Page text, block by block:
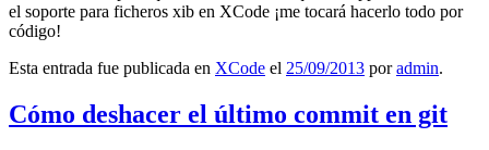
el soporte para ficheros xib en XCode ¡me tocará hacerlo todo por
código!
Esta entrada fue publicada en XCode el 25/09/2013 poradmin.
Cómo deshacer el último commit en git